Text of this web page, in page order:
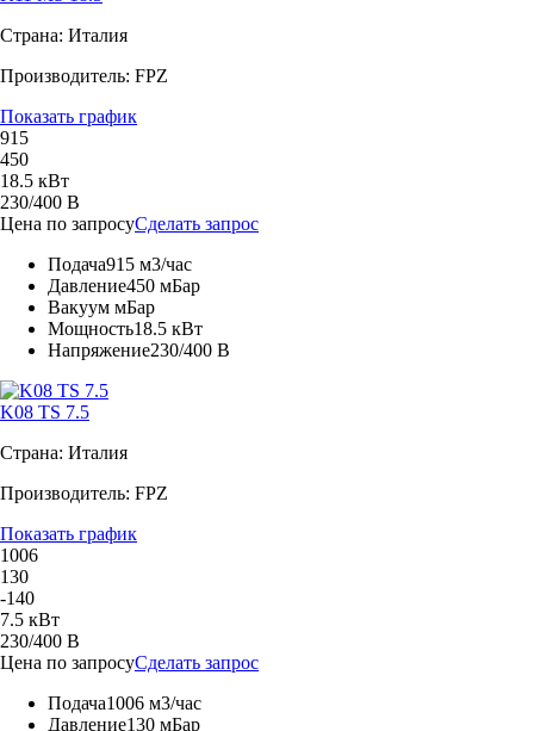
Страна: Италия
Производитель: FPZ
Показать график
915
450
18.5 кВт
230/400 В
Цена по запросуСделать запрос
Подача915 м3/час
Давление450 мБар
Вакуум мБар
Мощность18.5 кВт
Напряжение230/400 В
K08 TS 7.5
Страна: Италия
Производитель: FPZ
Показать график
1006
130
-140
7.5 кВт
230/400 В
Цена по запросуСделать запрос
Подача1006 м3/час
Давление130 мБар